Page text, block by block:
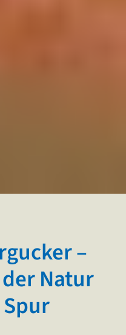
–
Natur